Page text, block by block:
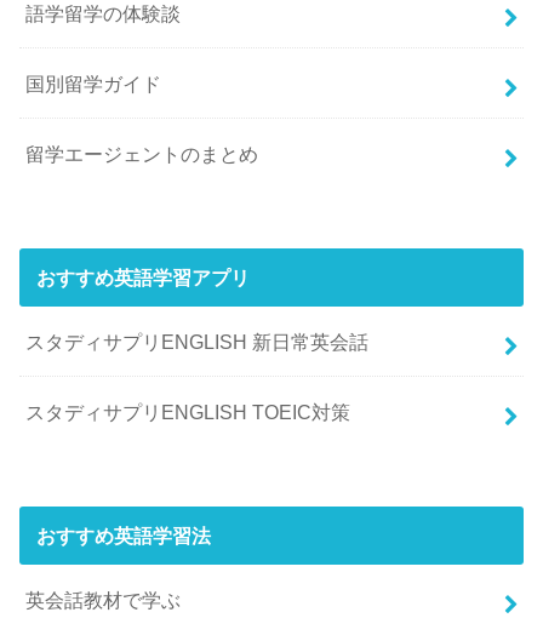
語学留学の体験談
国別留学ガイド
留学エージェントのまとめ
おすすめ英語学習アプリ
スタディサプリENGLISH 新日常英会話
スタディサプリENGLISH TOEIC対策
おすすめ英語学習法
英会話教材で学ぶ